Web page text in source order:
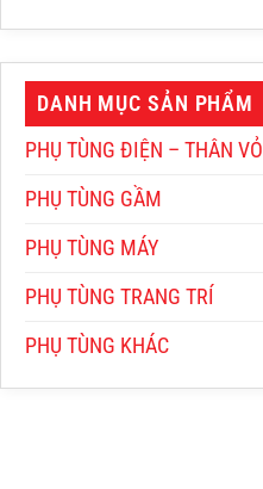
DANH MỤC SẢN PHẨM
PHỤ TÙNG ĐIỆN – THÂN VỎ
PHỤ TÙNG GẦM
PHỤ TÙNG MÁY
PHỤ TÙNG TRANG TRÍ
PHỤ TÙNG KHÁC